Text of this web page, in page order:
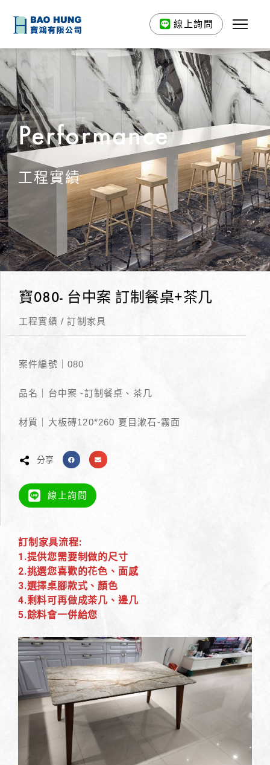
線上詢問
Performance
工程實績
訂制家具流程:
1.提供您需要制做的尺寸
2.挑選您喜歡的花色、面感
3.選擇桌腳款式、顏色
4.剩料可再做成茶几、邊几
5.餘料會一併給您
寶080- 台中案 訂制餐桌+茶几
工程實績 /訂制家具
案件編號｜080
品名｜台中案 -訂制餐桌、茶几
材質｜大板磚120*260 夏目漱石-霧面
分享
線上詢問